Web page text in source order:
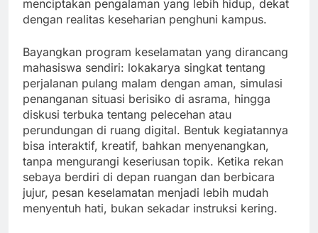
menciptakan pengalaman yang lebih hidup, dekat
dengan realitas keseharian penghuni kampus.
Bayangkan program keselamatan yang dirancang
mahasiswa sendiri: lokakarya singkat tentang
perjalanan pulang malam dengan aman, simulasi
penanganan situasi berisiko di asrama, hingga
diskusi terbuka tentang pelecehan atau
perundungan di ruang digital. Bentuk kegiatannya
bisa interaktif, kreatif, bahkan menyenangkan,
tanpa mengurangi keseriusan topik. Ketika rekan
sebaya berdiri di depan ruangan dan berbicara
jujur, pesan keselamatan menjadi lebih mudah
menyentuh hati, bukan sekadar instruksi kering.